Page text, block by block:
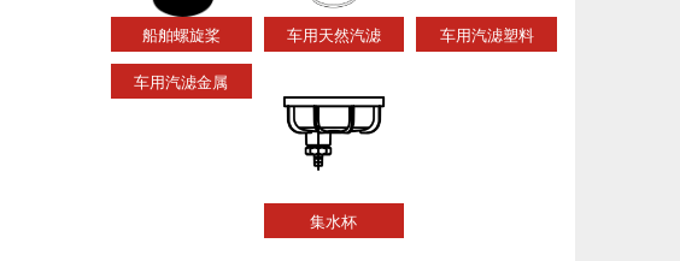
船舶螺旋桨 车用天然汽滤 车用汽滤塑料
车用汽滤金属
集水杯